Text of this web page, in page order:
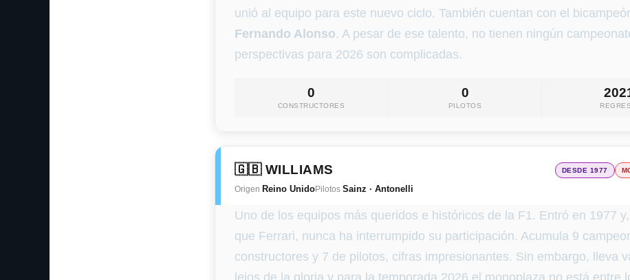
unió al equipo para este nuevo ciclo. También cuentan con el
Fernando Alonso. A pesar de ese talento, no tienen ningún
perspectivas para 2026 son complicadas.
0
CONSTRUCTORES
0
PILOTOS
🇬🇧 WILLIAMS DESDE 1977
Origen Reino UnidoPilotos Sainz · Antonelli
Uno de los equipos más queridos e históricos de la F1. Entró en 1977
que Ferrari, nunca ha interrumpido su participación. Acumula 9
constructores y 7 de pilotos, cifras impresionantes. Sin embargo, lleva
lejos de la gloria y para la temporada 2026 el monoplaza no está entre